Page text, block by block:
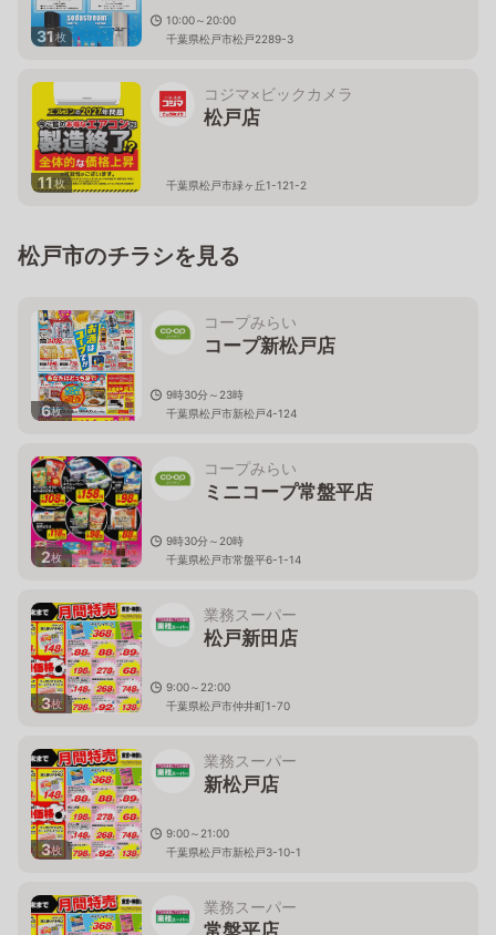
31枚
10:00～20:00
千葉県松戸市松戸2289-3
11枚
コジマ×ビックカメラ
松戸店
千葉県松戸市緑ヶ丘1-121-2
松戸市のチラシを見る
6枚
コープみらい
コープ新松戸店
9時30分～23時
千葉県松戸市新松戸4-124
2枚
コープみらい
ミニコープ常盤平店
9時30分～20時
千葉県松戸市常盤平6-1-14
3枚
業務スーパー
松戸新田店
9:00～22:00
千葉県松戸市仲井町1-70
3枚
業務スーパー
新松戸店
9:00～21:00
千葉県松戸市新松戸3-10-1
業務スーパー
常盤平店